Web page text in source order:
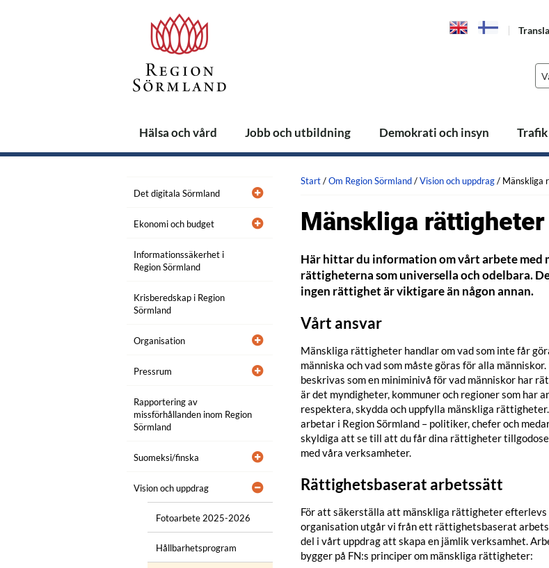
Hälsa och vård Jobb och utbildning Demokrati och insyn
Det digitala Sörmland
Ekonomi och budget
Informationssäkerhet i
Region Sörmland
Krisberedskap i Region
Sörmland
Organisation
Pressrum
Rapportering av
missförhållanden inom Region
Sörmland
Suomeksi/finska
Vision och uppdrag
Fotoarbete 2025-2026
Hållbarhetsprogram
Start/Om Region Sörmland/Vision och uppdrag/ Mänskliga
Mänskliga rättigheter
Här hittar du information om vårt arbete med
rättigheterna som universella och odelbara.
ingen rättighet är viktigare än någon annan.
Vårt ansvar
Mänskliga rättigheter handlar om vad som inte får
människa och vad som måste göras för alla människor.
beskrivas som en miniminivå för vad människor har
är det myndigheter, kommuner och regioner som har
respektera, skydda och uppfylla mänskliga
arbetar i Region Sörmland – politiker, chefer och
skyldiga att se till att du får dina rättigheter
med våra verksamheter.
Rättighetsbaserat arbetssätt
För att säkerställa att mänskliga rättigheter efterlevs
organisation utgår vi från ett rättighetsbaserat
del i vårt uppdrag att skapa en jämlik verksamhet.
bygger på FN:s principer om mänskliga rättigheter: